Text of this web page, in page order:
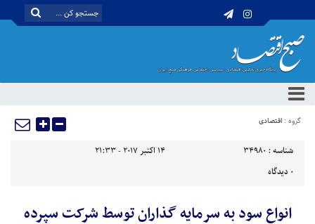
گروه : اقتصادی
شناسه : 34980
14 اکتبر 2017 - 21:33
0 دیدگاه
انواع سود به سرمایه گذاران توسط شرکت سپرده